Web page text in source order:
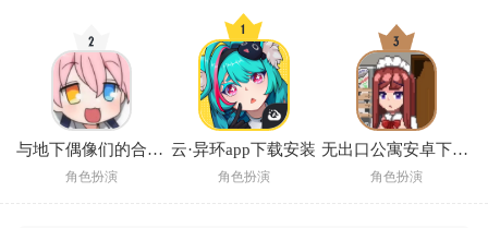
与地下偶像们的合宿生活手游
角色扮演
云·异环app下载安装
角色扮演
无出口公寓安卓下载汉化版2026
角色扮演